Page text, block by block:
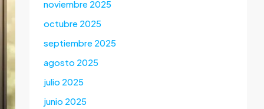
noviembre 2025
octubre 2025
septiembre 2025
agosto 2025
julio 2025
junio 2025